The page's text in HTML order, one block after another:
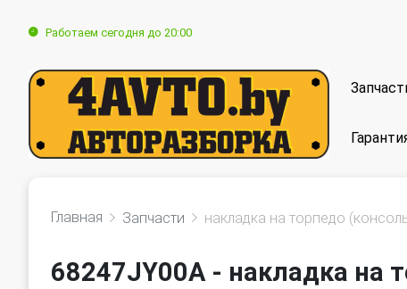
Работаем сегодня до 20:00
Главная Запчасти накладка на торпедо
68247JY00A - накладка на